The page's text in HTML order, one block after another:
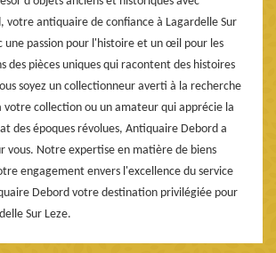
votre antiquaire de confiance à Lagardelle Sur
une passion pour l'histoire et un œil pour les
des pièces uniques qui racontent des histoires
soyez un collectionneur averti à la recherche
votre collection ou un amateur qui apprécie la
des époques révolues, Antiquaire Debord a
vous. Notre expertise en matière de biens
engagement envers l'excellence du service
Debord votre destination privilégiée pour
Sur Leze.